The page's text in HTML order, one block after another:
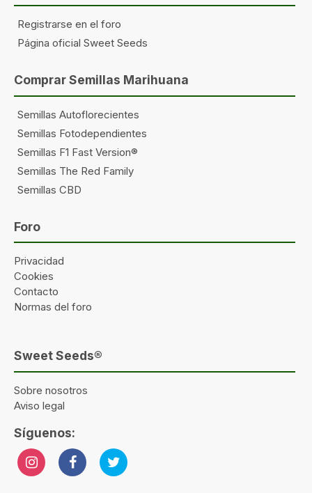
Registrarse en el foro
Página oficial Sweet Seeds
Comprar Semillas Marihuana
Semillas Autoflorecientes
Semillas Fotodependientes
Semillas F1 Fast Version®
Semillas The Red Family
Semillas CBD
Foro
Privacidad
Cookies
Contacto
Normas del foro
Sweet Seeds®
Sobre nosotros
Aviso legal
Síguenos: